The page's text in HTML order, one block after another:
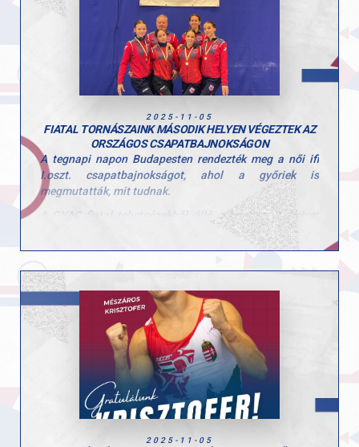
be.”
Gratulálunk Botinak, aki kőkemény munkával érte el ezt
a szép eredményt!
2025-11-05
FIATAL TORNÁSZAINK MÁSODIK HELYEN VÉGEZTEK AZ
ORSZÁGOS CSAPATBAJNOKSÁGON
A tegnapi napon Budapesten rendezték meg a női ifi
I.oszt. csapatbajnokságot, ahol a győriek is
megmutatták, mit tudnak.
A GYAC fiatal tehetségekből álló csapata a 2. helyet
szerezte meg. A csapat tagjai: Polgár Hanna, Fekete
Felkészítő edzők: Szűcs Nicoleta Lucia és Fajkusz
Csaba.
Gratulálunk a csapat eredményéhez és köszönjük a
befektetett munkátokat!
2025-11-05